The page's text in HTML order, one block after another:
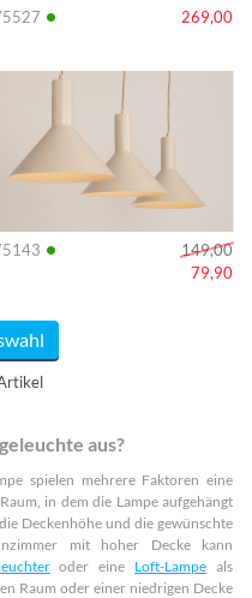
• 269,00
•
149,00
79,90
aus?
spielen mehrere Faktoren eine
in dem die Lampe aufgehängt
Deckenhöhe und die gewünschte
mit hoher Decke kann
oder eine Loft-Lampe als
Raum oder einer niedrigen Decke